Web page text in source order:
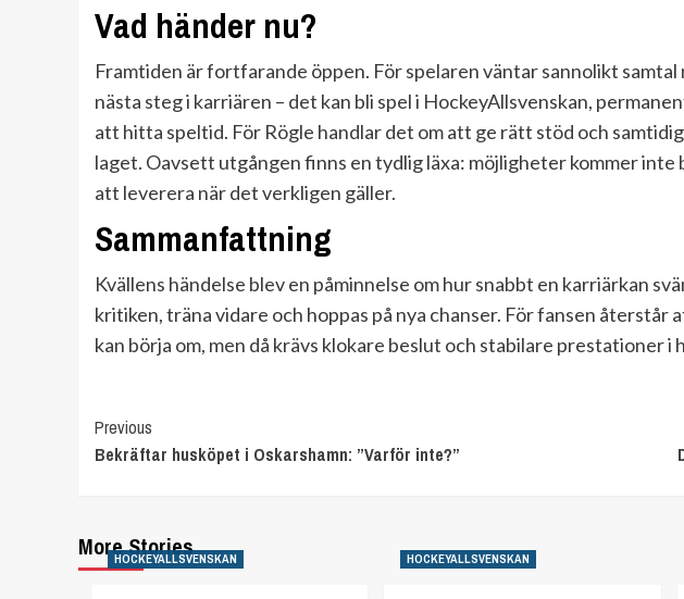
Vad händer nu?
Framtiden är fortfarande öppen. För spelaren väntar sannolikt
nästa steg i karriären – det kan bli spel i HockeyAllsvenskan,
att hitta speltid. För Rögle handlar det om att ge rätt stöd och
laget. Oavsett utgången finns en tydlig läxa: möjligheter kommer inte
att leverera när det verkligen gäller.
Sammanfattning
Kvällens händelse blev en påminnelse om hur snabbt en karriärkan
kritiken, träna vidare och hoppas på nya chanser. För fansen återstår
kan börja om, men då krävs klokare beslut och stabilare prestationer i
Continue
Reading
Previous
Bekräftar husköpet i Oskarshamn: ”Varför inte?”
More Stories
HOCKEYALLSVENSKAN HOCKEYALLSVENSKAN